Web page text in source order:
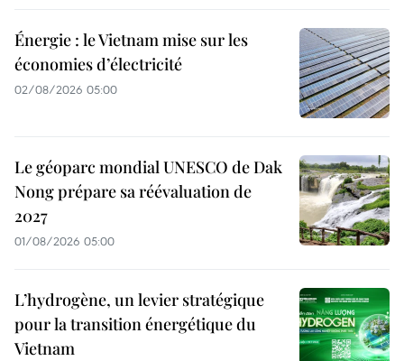
Énergie : le Vietnam mise sur les
économies d’électricité
02/08/2026 05:00
Le géoparc mondial UNESCO de Dak
Nong prépare sa réévaluation de
2027
01/08/2026 05:00
L’hydrogène, un levier stratégique
pour la transition énergétique du
Vietnam